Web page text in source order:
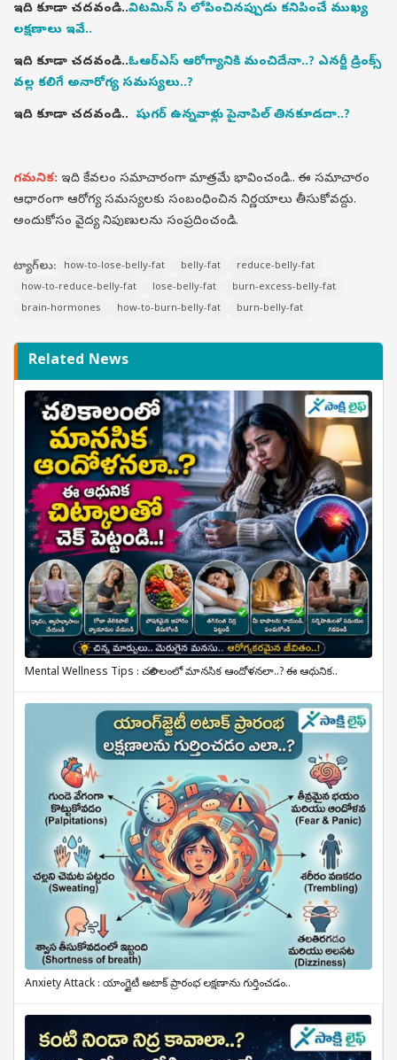
ఇది కూడా చదవండి..విటమిన్ సి లోపించినప్పుడు కనిపించే ముఖ్య
లక్షణాలు ఇవే..
ఇది కూడా చదవండి..ఓఆర్ఎస్ ఆరోగ్యానికి మంచిదేనా..? ఎనర్జీ డ్రింక్స్
వల్ల కలిగే అనారోగ్య సమస్యలు..?
ఇది కూడా చదవండి.. షుగర్ ఉన్నవాళ్లు పైనాపిల్ తినకూడదా..?
గమనిక: ఇది కేవలం సమాచారంగా మాత్రమే భావించండి.. ఈ సమాచారం
ఆధారంగా ఆరోగ్య సమస్యలకు సంబంధించిన నిర్ణయాలు తీసుకోవద్దు.
అందుకోసం వైద్య నిపుణులను సంప్రదించండి.
ట్యాగ్‌లు: how-to-lose-belly-fat belly-fat
reduce-belly-fat
how-to-reduce-belly-fat
lose-belly-fat
burn-excess-belly-fat
brain-hormones
how-to-burn-belly-fat burn-belly-fat
Related News
Mental Wellness Tips : చలికాలంలో మానసిక ఆందోళనలా..? ఈ ఆధునిక..
Anxiety Attack : యాంగ్జైటీ అటాక్ ప్రారంభ లక్షణాను గుర్తించడం..